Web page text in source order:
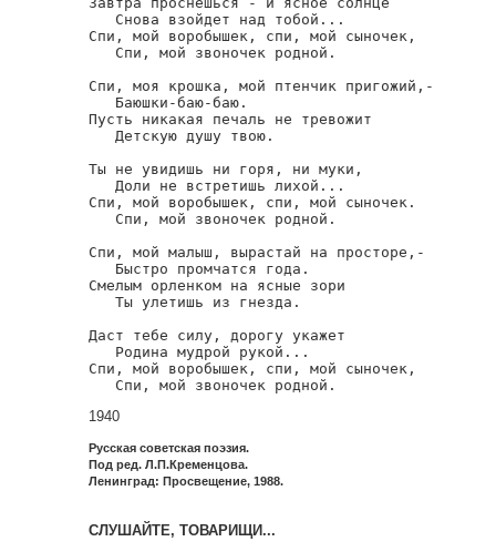
   Снова взойдет над тобой...
Спи, мой воробышек, спи, мой сыночек,
   Спи, мой звоночек родной.
Спи, моя крошка, мой птенчик пригожий,-
   Баюшки-баю-баю.
Пусть никакая печаль не тревожит
   Детскую душу твою.
Ты не увидишь ни горя, ни муки,
   Доли не встретишь лихой...
Спи, мой воробышек, спи, мой сыночек.
   Спи, мой звоночек родной.
Спи, мой малыш, вырастай на просторе,-
   Быстро промчатся года.
Смелым орленком на ясные зори
   Ты улетишь из гнезда.
Даст тебе силу, дорогу укажет
   Родина мудрой рукой...
Спи, мой воробышек, спи, мой сыночек,
   Спи, мой звоночек родной.
1940
Русская советская поэзия.
Под ред. Л.П.Кременцова.
Ленинград: Просвещение, 1988.
СЛУШАЙТЕ, ТОВАРИЩИ...